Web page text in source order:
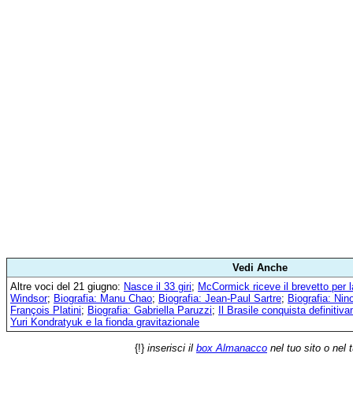
Vedi Anche
Altre voci del 21 giugno: Nasce il 33 giri; McCormick riceve il brevetto per
Windsor; Biografia: Manu Chao; Biografia: Jean-Paul Sartre; Biografia:
François Platini; Biografia: Gabriella Paruzzi;
Il Brasile conquista
Yuri Kondratyuk e la fionda gravitazionale
{!} inserisci il box Almanacco nel tuo sito o nel